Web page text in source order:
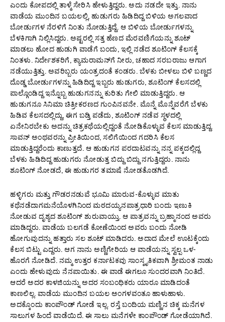
ಎಂದು ಕೋಪದಲ್ಲಿ ತಾಳ್ಮೆ ಸೇರಿಸಿ ಹೇಳುತ್ತಿದ್ದರು. ಅದು ನಡದೇ ಇತ್ತು. ನಾನು
ವಾಡೆಯ ಮುಂದಿನ ಬಯಲಲ್ಲಿ, ಹುಡುಗರು ಹಿಡಿದಿದ್ದ ಬಿಳಿಯ ಅಗಲವಾದ
ಬೋರ್ಡುಗಳ ನೆರಳಿಗೆ ನಿಂತು ನೋಡುತ್ತಿದ್ದೆ. ಆ ಬಿಳಿಯ ಬೋರ್ಡುಗಳನ್ನು
ಬೆಳಕಿಗಾಗಿ ನಿಲ್ಲಿಸಿದ್ದರು. ಅಷ್ಟರಲ್ಲಿ ಸತ್ತ ಹೆಣದ ಮೆರವಣಿಗೆಯನ್ನು ಶೂಟ್
ಮಾಡಲು ಹೋದ ಹುಡುಗಿ ವಾಡೆಗೆ ಬಂದು, ಇಲ್ಲಿ ನಡೆದ ಶೂಟಿಂಗ್ ಕೆಲಸಕ್ಕೆ
ನಿಂತಳು. ನಿರ್ದೇಶಕರಿಗೆ, ಕ್ಯಾಮರಾಮನ್‌ಗೆ ನೀರು, ಚಹಾದ ಸರಬರಾಜು ಆಗಾಗ
ನಡೆಯುತ್ತಿತ್ತು. ಅವರಿಬ್ಬರು ಯಂತ್ರದಂತೆ ಕಂಡರು. ಬೆಳಕು ಬೀಳಲು ಬಿಳಿ ಬಣ್ಣದ
ದೊಡ್ಡ ಬೋರ್ಡುಗಳನ್ನು ಹಿಡಿದಿದ್ದ ಇಬ್ಬರು ಹುಡುಗರು, ಶೂಟಿಂಗ್ ಕೆಲಸದಲ್ಲಿ
ಪಾಲ್ಗೊಂಡಿದ್ದ ಇನ್ನೊಬ್ಬ ಹುಡುಗನನ್ನು ಕುರಿತು ಗೇಲಿ ಮಾಡುತ್ತಿದ್ದರು. ಆ
ಹುಡುಗನೂ ಸಿನಿಮಾ ಚಿತ್ರೀಕರಣದ ಗುಂಪಿನವನೇ. ಮೊನ್ನೆ ಮೊನ್ನೆವರೆಗೆ ಬೆಳಕು
ಹಿಡಿವ ಕೆಲಸದಲ್ಲಿದ್ದು, ಈಗ ಬಡ್ತಿ ಪಡೆದು, ಶೂಟಿಂಗ್ ನಡೆವ ಸ್ಥಳದಲ್ಲಿ
ಏನೇನಿರಬೇಕು ಅದನ್ನು ಚಿತ್ರಕಥೆಯಲ್ಲಿದ್ದಂತೆ ನೋಡಿಕೊಳ್ಳುವ ಕೆಲಸ ಮಾಡುತ್ತಿದ್ದ.
ಸಾವನ್ ಅಂಥವರನ್ನು ಪ್ರೀತಿಯಿಂದ, ಸಲಿಗೆಯಿಂದ ಗದರಿಸಿ ಕೆಲಸ
ಮಾಡುತ್ತಿದ್ದರೆಂದು ಕಾಣುತ್ತದೆ. ಆ ಹುಡುಗನ ಪರದಾಟವನ್ನು ನನ್ನ ಪಕ್ಕದಲ್ಲಿದ್ದ
ಬೆಳಕು ಹಿಡಿದಿದ್ದ ಹುಡುಗರು ನೋಡುತ್ತ ಬಿದ್ದು ಬಿದ್ದು ನಗುತ್ತಿದ್ದರು. ನಾನು
ಶೂಟಿಂಗ್ ನೋಡದೆ, ಈ ಹುಡುಗರ ತಮಾಷೆ ನೋಡತೊಡಗಿದೆ.
ಹಳ್ಳಿಗರು ಮತ್ತು ಗೌಡರನಡುವೆ ಭೂಮಿ ಮಾರುವ-ಕೊಳ್ಳುವ ಮಾತು
ಕಥೆನಡೆದಾಗಮನೆಯೊಳಗಿನಿಂದ ಮಠದಯ್ಯನಪಾತ್ರಧಾರಿ ಬಂದು ಇಣುಕಿ
ನೋಡುವ ದೃಶ್ಯದ ಶೂಟಿಂಗ್ ಶುರುವಾಯ್ತು. ಆ ಪಾತ್ರವನ್ನು ಬ್ರಹ್ಮಾನಂದ ಅವರು
ಮಾಡಿದ್ದರು. ವಾಡೆಯ ಬಲಗಡೆ ಕೋಣೆಯಿಂದ ಅವರು ಬಂದು ನೋಡಿ
ಹೋಗುವುದನ್ನು ಹತ್ತಾರು ಸಲ ಶೂಟ್ ಮಾಡಿದರು. ಅದಾದ ಮೇಲೆ ಊಟಕ್ಕೆಂದು
ಕೆಲಸ ಬಿಟ್ಟು ಎದ್ದರು. ಆಗ ನಾನು ಅಣ್ಣಿಗೇರಿಯ ಆ ವಾಡೆಯನ್ನು ಸ್ವಲ್ಪ ಒಳ-
ಹೊರಗೆ ನೋಡಿದೆ. ನಮ್ಮ ಉತ್ತರ ಕರ್ನಾಟಕವು ಸಾಂಸ್ಕೃತಿಕವಾಗಿ ಶ್ರೀಮಂತ ನಾಡು
ಎಂದು ಹೇಳುವುದು ನೆನಪಾಯಿತು. ಈ ವಾಡೆ ಈಗಲೂ ಸುಂದರವಾಗಿ ನಿಂತಿದೆ.
ಆದರೆ ಅದರ ಕಾಳಜಿಯನ್ನು ಅದರ ಸಂಬಂಧಿಕರು ಯಾರೂ ಮಾಡಿದಂತೆ
ಕಾಣಲಿಲ್ಲ. ವಾಡೆಯ ಮುಂದಿನ ಬಯಲ ಅಂಗಳವಂತೂ ಹಾಳುಹಾಳು.
ಅದಕ್ಕೊಂದು ಕಾಂಪೌಂಡ್ ಗೋಡೆ ಇಲ್ಲ. ರಸ್ತೆ ಬಂದಿಯ ಮಣ್ಣಿನ ಚಿಕ್ಕ ಮನೆಗಳ
ಸಾಲುಗಳ ಹಿಂದೆ ವಾಡೆಯಿದೆ. ಈ ಸಾಲು ಮನೆಗಳೇ ಕಾಂಪೌಂಡ್ ಗೋಡೆಯಾಗಿದೆ.